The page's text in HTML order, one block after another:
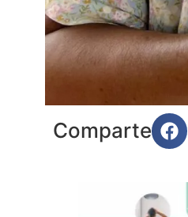
Comparte